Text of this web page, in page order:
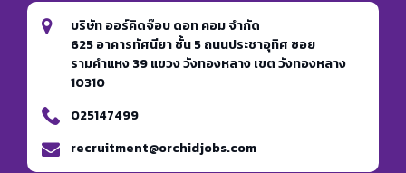
บริษัท ออร์คิดจ๊อบ ดอท คอม จำกัด
625 อาคารทัศนียา ชั้น 5 ถนนประชาอุทิศ ซอย
รามคำแหง 39 แขวง วังทองหลาง เขต วังทองหลาง
10310
025147499
recruitment@orchidjobs.com